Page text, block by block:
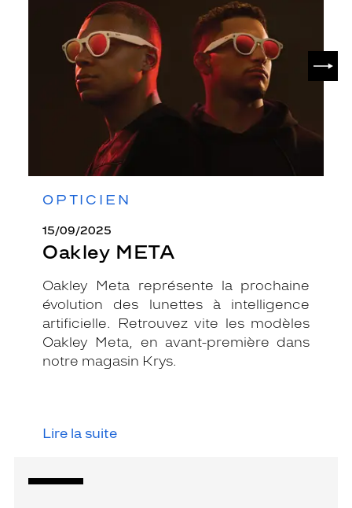
OPTICIEN
15/09/2025
Oakley META
Oakley Meta représente la prochaine
évolution des lunettes à intelligence
artificielle. Retrouvez vite les modèles
Oakley Meta, en avant-première dans
notre magasin Krys.
Lire la suite